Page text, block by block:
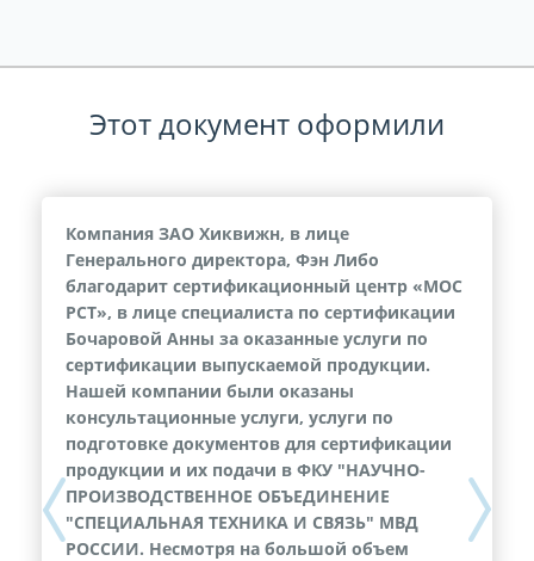
Этот документ оформили
Компания ЗАО Хиквижн, в лице
Генерального директора, Фэн Либо
благодарит сертификационный центр «МОС
РСТ», в лице специалиста по сертификации
Бочаровой Анны за оказанные услуги по
сертификации выпускаемой продукции.
Нашей компании были оказаны
консультационные услуги, услуги по
подготовке документов для сертификации
продукции и их подачи в ФКУ "НАУЧНО-
ПРОИЗВОДСТВЕННОЕ ОБЪЕДИНЕНИЕ
"СПЕЦИАЛЬНАЯ ТЕХНИКА И СВЯЗЬ" МВД
РОССИИ. Несмотря на большой объем
Next